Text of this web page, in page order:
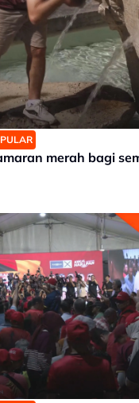
merah bagi